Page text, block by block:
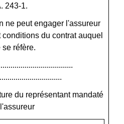
243-1.
ne peut engager l'assureur
du contrat auquel
se réfère.
du représentant mandaté